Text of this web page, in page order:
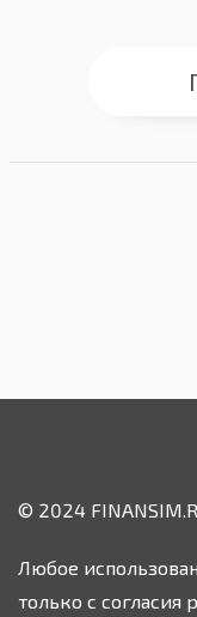
© 2024
Любое
только с согласия